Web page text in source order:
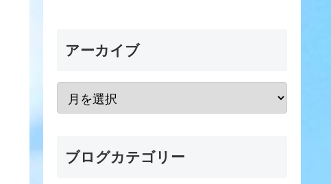
アーカイブ
ブログカテゴリー